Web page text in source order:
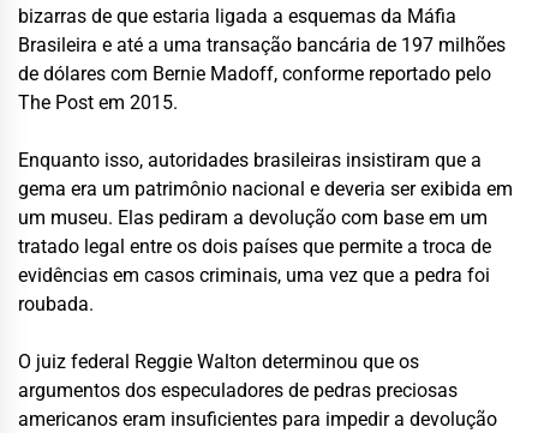
bizarras de que estaria ligada a esquemas da Máfia
Brasileira e até a uma transação bancária de 197 milhões
de dólares com Bernie Madoff, conforme reportado pelo
The Post em 2015.
Enquanto isso, autoridades brasileiras insistiram que a
gema era um patrimônio nacional e deveria ser exibida em
um museu. Elas pediram a devolução com base em um
tratado legal entre os dois países que permite a troca de
evidências em casos criminais, uma vez que a pedra foi
roubada.
O juiz federal Reggie Walton determinou que os
argumentos dos especuladores de pedras preciosas
americanos eram insuficientes para impedir a devolução